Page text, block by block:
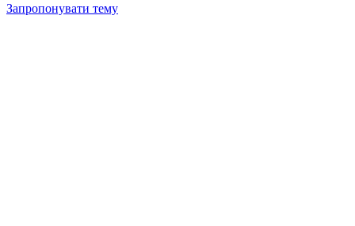
Запропонувати тему